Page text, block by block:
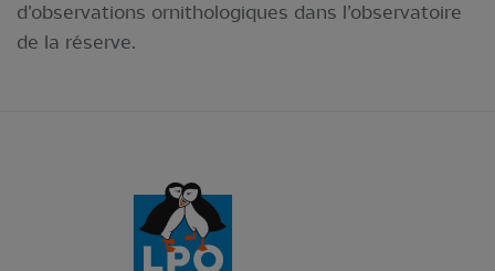
d’observations ornithologiques dans l’observatoire
de la réserve.